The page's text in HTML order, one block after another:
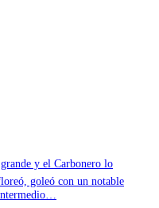
y el Carbonero lo
goleó con un notable